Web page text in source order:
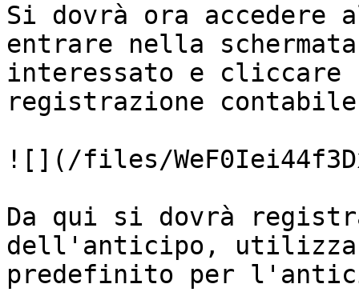
Si dovrà ora accedere
entrare nella
interessato e cliccare
registrazione
![](/files/
Da qui si dovrà
dell'anticipo,
predefinito per